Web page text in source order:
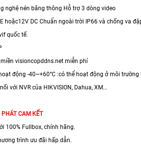
nghệ nén băng thông Hỗ trợ 3 dòng video
hoặc12V DC Chuẩn ngoài trời IP66 và chống va
quốc tế.
visioncopddns.net miễn phí
động -40~+60°C :có thể hoạt động ở môi
với NVR của HIKVISION, Dahua, XM...
CAM KẾT
100% Fullbox, chính hãng.
trình ưu đãi hấp dẫn.